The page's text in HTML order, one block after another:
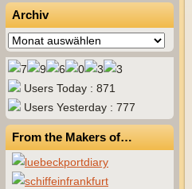
Archiv
Archiv
Users Today : 871
Users Yesterday : 777
From the Makers of…